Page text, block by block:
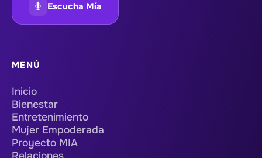
Escucha Mía
MENÚ
Inicio
Bienestar
Entretenimiento
Mujer Empoderada
Proyecto MIA